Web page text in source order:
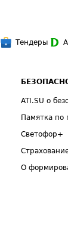
Тендеры
ATI.SU о
Памятка по
Светофор+
О